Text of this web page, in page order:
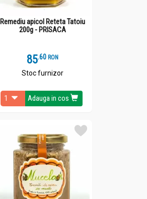
Remediu apicol Reteta Tatoiu
200g - PRISACA
85.6 RON
Stoc furnizor
Adauga in cos